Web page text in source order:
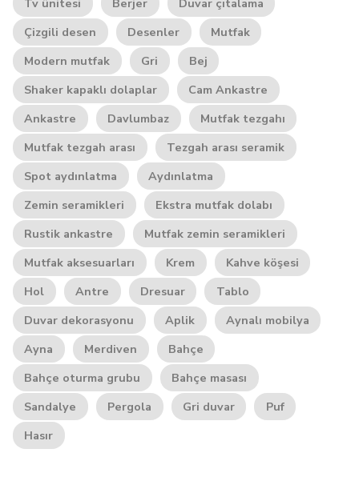
Tv ünitesi Berjer
Duvar çıtalama
Çizgili desen
Desenler
Mutfak
Modern mutfak
Gri
Bej
Shaker kapaklı dolaplar
Cam Ankastre
Ankastre
Davlumbaz
Mutfak tezgahı
Mutfak tezgah arası
Tezgah arası seramik
Spot aydınlatma
Aydınlatma
Zemin seramikleri
Ekstra mutfak dolabı
Rustik ankastre
Mutfak zemin seramikleri
Mutfak aksesuarları
Krem
Kahve köşesi
Hol
Antre Dresuar
Tablo
Duvar dekorasyonu
Aplik
Aynalı mobilya
Ayna
Merdiven
Bahçe
Bahçe oturma grubu
Bahçe masası
Sandalye
Pergola Gri duvar
Puf
Hasır